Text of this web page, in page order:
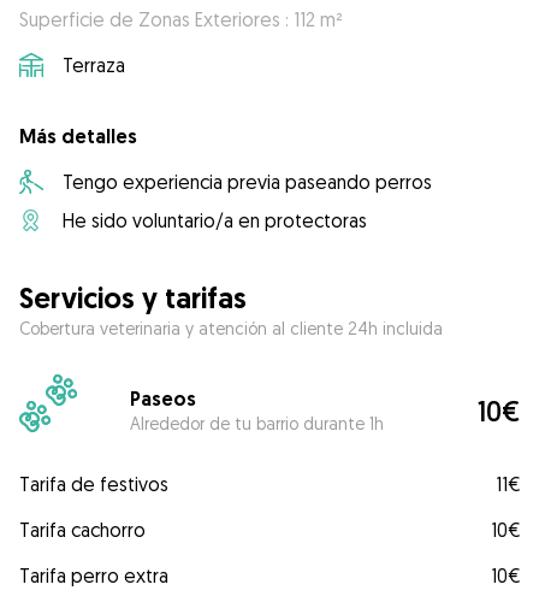
Superficie de Zonas Exteriores : 112 m²
Terraza
Más detalles
Tengo experiencia previa paseando perros
He sido voluntario/a en protectoras
Servicios y tarifas
Cobertura veterinaria y atención al cliente 24h incluida
Paseos
Alrededor de tu barrio durante 1h 10€
Tarifa de festivos
11€
Tarifa cachorro
10€
Tarifa perro extra
10€